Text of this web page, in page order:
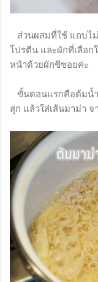
ส่วนผสมที่ใช้ แถบไ
โปรตีน และผักที่เลือก
หน้าด้วยผักชีซอยค่ะ
ขั้นตอนแรกคือต้มน้ำ
สุก แล้วใส่เส้นมาม่า